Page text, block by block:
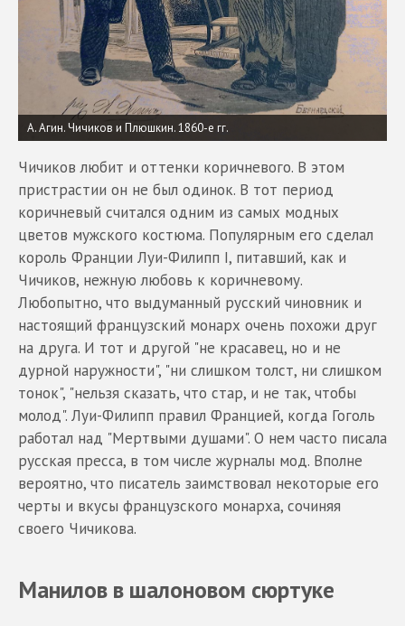
А. Агин. Чичиков и Плюшкин. 1860-е гг.
Чичиков любит и оттенки коричневого. В этом
пристрастии он не был одинок. В тот период
коричневый считался одним из самых модных
цветов мужского костюма. Популярным его сделал
король Франции Луи-Филипп I, питавший, как и
Чичиков, нежную любовь к коричневому.
Любопытно, что выдуманный русский чиновник и
настоящий французский монарх очень похожи друг
на друга. И тот и другой "не красавец, но и не
дурной наружности", "ни слишком толст, ни слишком
тонок", "нельзя сказать, что стар, и не так, чтобы
молод". Луи-Филипп правил Францией, когда Гоголь
работал над "Мертвыми душами". О нем часто писала
русская пресса, в том числе журналы мод. Вполне
вероятно, что писатель заимствовал некоторые его
черты и вкусы французского монарха, сочиняя
своего Чичикова.
Манилов в шалоновом сюртуке